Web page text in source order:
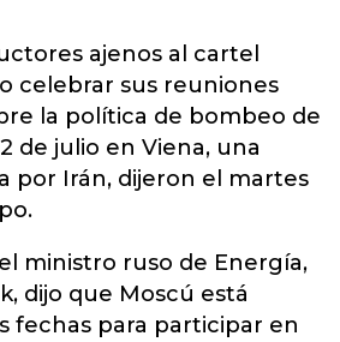
ajenos al cartel
celebrar sus reuniones
la política de bombeo de
de julio en Viena, una
por Irán, dijeron el martes
ministro ruso de Energía,
dijo que Moscú está
fechas para participar en